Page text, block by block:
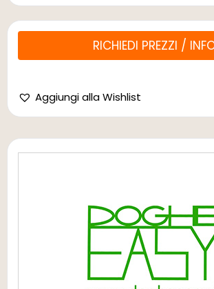
RICHIEDI PREZZI /
Aggiungi alla Wishlist